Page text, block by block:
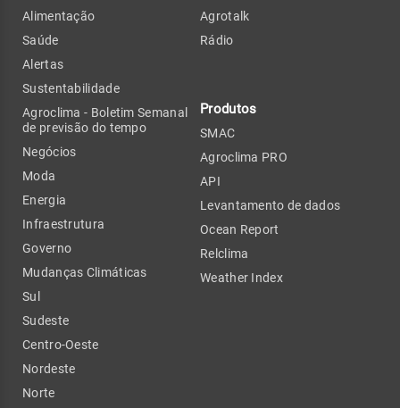
Alimentação
Saúde
Alertas
Sustentabilidade
Agroclima - Boletim Semanal
de previsão do tempo
Negócios
Moda
Energia
Infraestrutura
Governo
Mudanças Climáticas
Sul
Sudeste
Centro-Oeste
Nordeste
Norte
Agrotalk
Rádio
Produtos
SMAC
Agroclima PRO
API
Levantamento de dados
Ocean Report
Relclima
Weather Index